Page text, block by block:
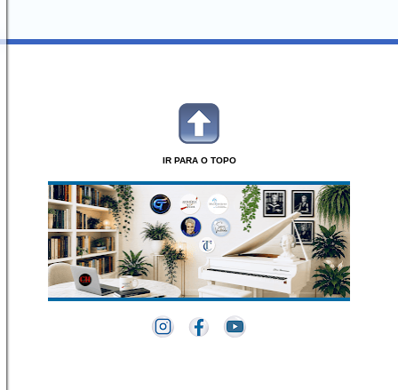
IR PARA O TOPO